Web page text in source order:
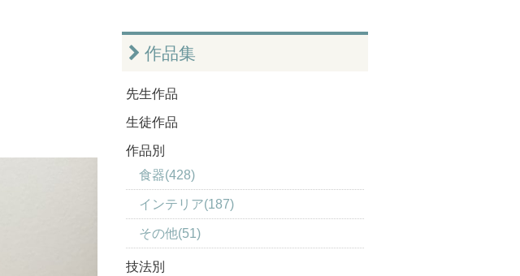
作品集
先生作品
生徒作品
作品別
食器(428)
インテリア(187)
その他(51)
技法別